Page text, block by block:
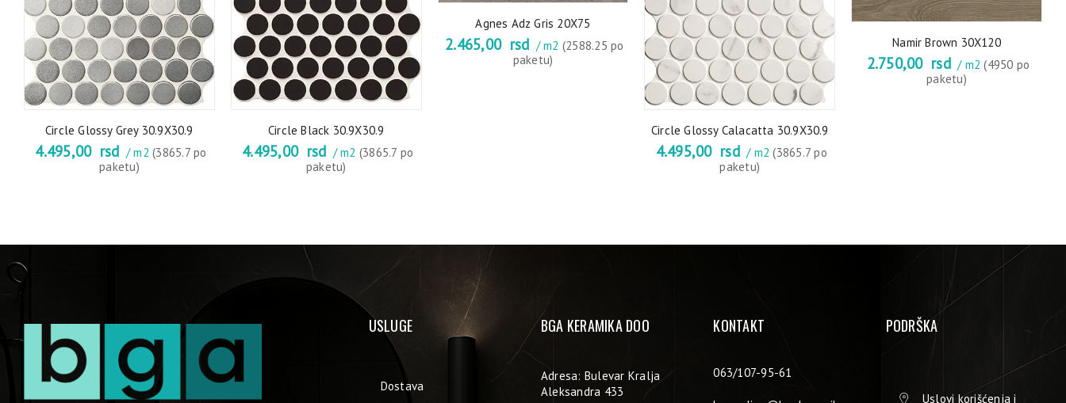
Circle Glossy Grey 30.9X30.9
4.495,00 rsd / m2 (3865.7 po
paketu)
Circle Black 30.9X30.9
4.495,00 rsd / m2 (3865.7 po
paketu)
Agnes Adz Gris 20X75
2.465,00 rsd / m2 (2588.25 po
paketu)
Circle Glossy Calacatta 30.9X30.9
4.495,00 rsd / m2(3865.7 po
paketu)
Namir Brown 30X120
2.750,00 rsd / m2(4950 po
paketu)
USLUGE
Dostava
BGA KERAMIKA DOO
Adresa: Bulevar Kralja
Aleksandra 433
KONTAKT
063/107-95-61
PODRŠKA
Uslovi korišćenja i